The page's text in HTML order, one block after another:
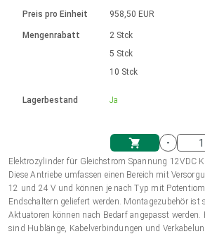
Einheitssystem
Einkaufswagen
Hubmagnete
230 - 50 Hz | 110 - 60 Hz
Drehzahlregelung für die AIS-Serie
Bürstenlose Gleichstrommotoren
mit Planetengetriebe und
Ø 28-42| 1-1400 rpm | <= 290Ncm
Bürstenlose DC Motor Controller
Gleichstrommotoren mit
Schneckengetriebe und Bürsten
Ø43-124mm | 31-425rpm | ≤ 41Nm
Treiber für Gleichstrommotoren
Synchron-Asynchron | für 1-4 Elektrozylinder
Synchron-Asynchron | für 1-4 Elektrozylinder
Français (EUR)
Polski (EUR)
Norsk (NOK)
Preis pro Einheit
Mengenrabatt
Lagerbestand
958,50 EUR
2 Stck
5 Stck
10 Stck
Ja
-
Elektrozylinder für Gleichstrom Spannung 12VDC
Diese Antriebe umfassen einen Bereich mit
12 und 24 V und können je nach Typ mit
Endschaltern geliefert werden. Montagezubehör ist
Aktuatoren können nach Bedarf angepasst
sind Hublänge, Kabelverbindungen und